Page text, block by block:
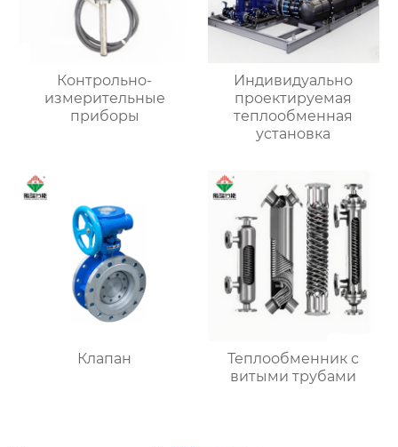
Контрольно-
измерительные
приборы
Индивидуально
проектируемая
теплообменная
установка
Клапан
Теплообменник с
витыми трубами